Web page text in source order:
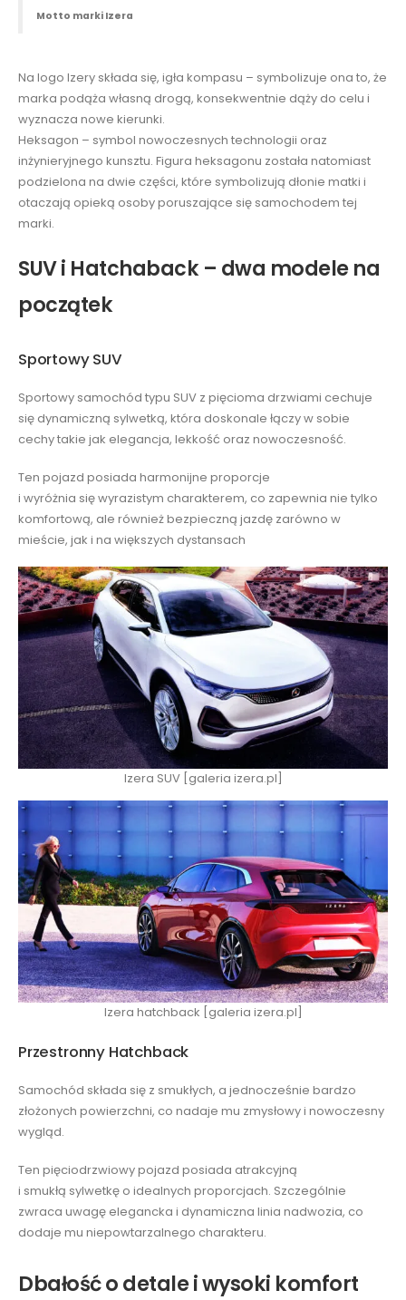
Motto marki Izera
Na logo Izery składa się, igła kompasu – symbolizuje ona to, że
marka podąża własną drogą, konsekwentnie dąży do celu i
wyznacza nowe kierunki.
Heksagon – symbol nowoczesnych technologii oraz
inżynieryjnego kunsztu. Figura heksagonu została natomiast
podzielona na dwie części, które symbolizują dłonie matki i
otaczają opieką osoby poruszające się samochodem tej
marki.
SUV i Hatchaback – dwa modele na
początek
Sportowy SUV
Sportowy samochód typu SUV z pięcioma drzwiami cechuje
się dynamiczną sylwetką, która doskonale łączy w sobie
cechy takie jak elegancja, lekkość oraz nowoczesność.
Ten pojazd posiada harmonijne proporcje
i wyróżnia się wyrazistym charakterem, co zapewnia nie tylko
komfortową, ale również bezpieczną jazdę zarówno w
mieście, jak i na większych dystansach
Izera SUV [galeria izera.pl]
Izera hatchback [galeria izera.pl]
Przestronny Hatchback
Samochód składa się z smukłych, a jednocześnie bardzo
złożonych powierzchni, co nadaje mu zmysłowy i nowoczesny
wygląd.
Ten pięciodrzwiowy pojazd posiada atrakcyjną
i smukłą sylwetkę o idealnych proporcjach. Szczególnie
zwraca uwagę elegancka i dynamiczna linia nadwozia, co
dodaje mu niepowtarzalnego charakteru.
Dbałość o detale i wysoki komfort